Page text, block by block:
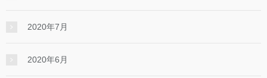
2020年7月
2020年6月